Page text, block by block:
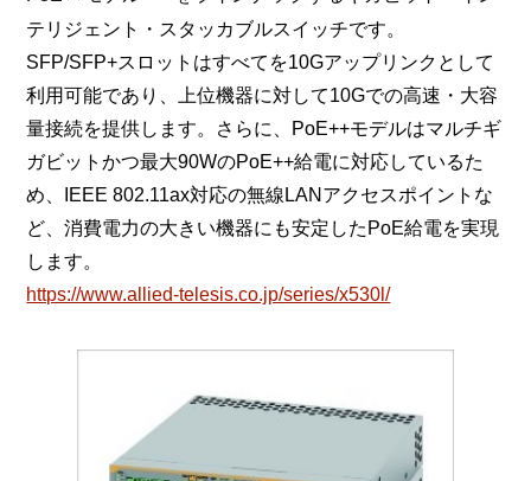
テリジェント・スタッカブルスイッチです。
SFP/SFP+スロットはすべてを10Gアップリンクとして
利用可能であり、上位機器に対して10Gでの高速・大容
量接続を提供します。さらに、PoE++モデルはマルチギ
ガビットかつ最大90WのPoE++給電に対応しているた
め、IEEE 802.11ax対応の無線LANアクセスポイントな
ど、消費電力の大きい機器にも安定したPoE給電を実現
します。
https://www.allied-telesis.co.jp/series/x530l/